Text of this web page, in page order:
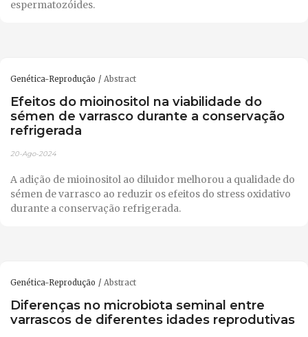
espermatozóides.
Genética-Reprodução Abstract
Efeitos do mioinositol na viabilidade do
sémen de varrasco durante a conservação
refrigerada
20-Ago-2024
A adição de mioinositol ao diluidor melhorou a qualidade do
sémen de varrasco ao reduzir os efeitos do stress oxidativo
durante a conservação refrigerada.
Genética-Reprodução Abstract
Diferenças no microbiota seminal entre
varrascos de diferentes idades reprodutivas